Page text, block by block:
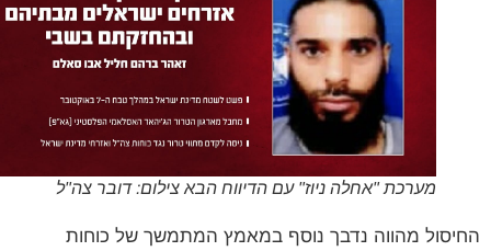
מערכת "אחלה ניוז" עם הדיווח הבא צילום: דובר צה"ל
מהווה נדבך נוסף במאמץ המתמשך של כוחות